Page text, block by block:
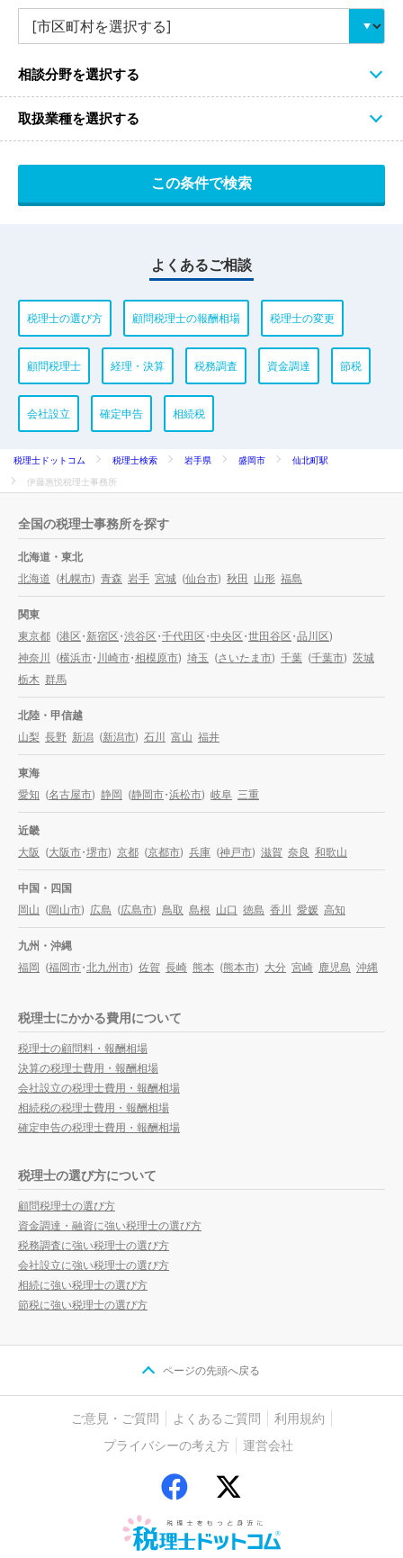
相談分野を選択する
取扱業種を選択する
よくあるご相談
税理士の選び方 顧問税理士の報酬相場 税理士の変更
顧問税理士 経理・決算 税務調査 資金調達 節税
会社設立 確定申告 相続税
税理士ドットコム 税理士検索 岩手県 盛岡市
仙北町駅
伊藤惠悦税理士事務所
全国の税理士事務所を探す
北海道・東北
北海道 (札幌市) 青森 岩手 宮城 (仙台市) 秋田 山形 福島
関東
東京都 (港区・新宿区・渋谷区・千代田区・中央区・世田谷区・品川区)
神奈川 (横浜市・川崎市・相模原市) 埼玉 (さいたま市) 千葉 (千葉市) 茨城
栃木 群馬
北陸・甲信越
山梨 長野 新潟 (新潟市) 石川 富山 福井
東海
愛知 (名古屋市) 静岡 (静岡市・浜松市) 岐阜 三重
近畿
大阪 (大阪市・堺市) 京都 (京都市) 兵庫 (神戸市) 滋賀 奈良 和歌山
中国・四国
岡山 (岡山市) 広島 (広島市) 鳥取 島根 山口 徳島 香川 愛媛 高知
九州・沖縄
福岡 (福岡市・北九州市) 佐賀 長崎 熊本 (熊本市) 大分 宮崎 鹿児島 沖縄
税理士にかかる費用について
税理士の顧問料・報酬相場
決算の税理士費用・報酬相場
会社設立の税理士費用・報酬相場
相続税の税理士費用・報酬相場
確定申告の税理士費用・報酬相場
税理士の選び方について
顧問税理士の選び方
資金調達・融資に強い税理士の選び方
税務調査に強い税理士の選び方
会社設立に強い税理士の選び方
相続に強い税理士の選び方
節税に強い税理士の選び方
ページの先頭へ戻る
ご意見・ご質問 よくあるご質問
利用規約
プライバシーの考え方
運営会社